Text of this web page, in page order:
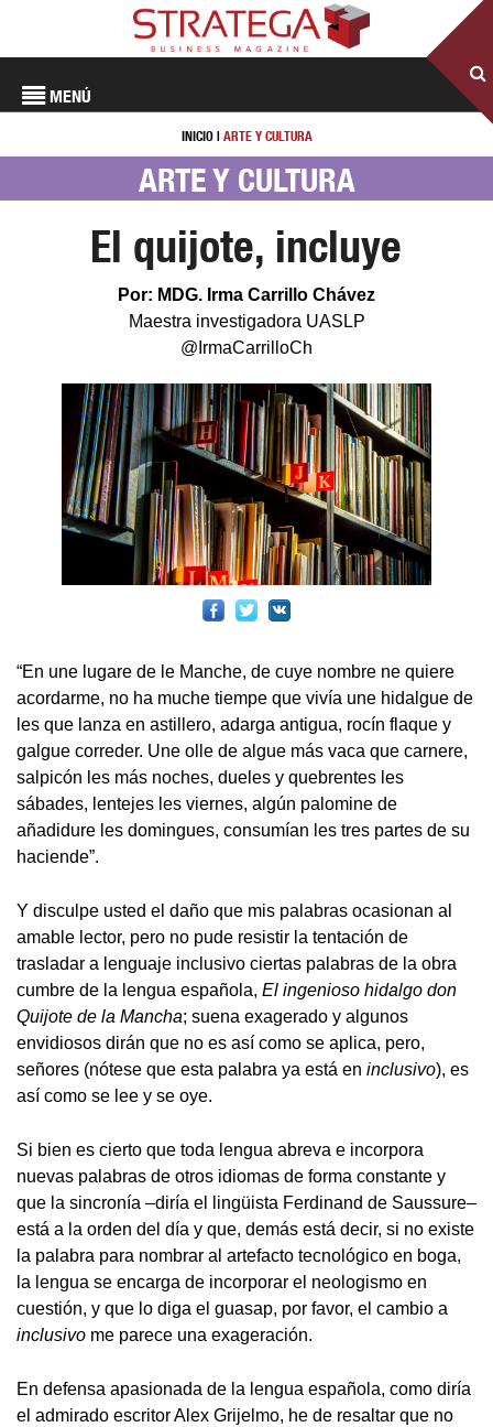
MENÚ
INICIO| ARTE Y CULTURA
ARTE Y CULTURA
El quijote, incluye
Por: MDG. Irma Carrillo Chávez
Maestra investigadora UASLP
@IrmaCarrilloCh
“En une lugare de le Manche, de cuye nombre ne quiere
acordarme, no ha muche tiempe que vivía une hidalgue de
les que lanza en astillero, adarga antigua, rocín flaque y
galgue correder. Une olle de algue más vaca que carnere,
salpicón les más noches, dueles y quebrentes les
sábades, lentejes les viernes, algún palomine de
añadidure les domingues, consumían les tres partes de su
haciende”.
Y disculpe usted el daño que mis palabras ocasionan al
amable lector, pero no pude resistir la tentación de
trasladar a lenguaje inclusivo ciertas palabras de la obra
cumbre de la lengua española, El ingenioso hidalgo don
Quijote de la Mancha; suena exagerado y algunos
envidiosos dirán que no es así como se aplica, pero,
señores (nótese que esta palabra ya está en inclusivo), es
así como se lee y se oye.
Si bien es cierto que toda lengua abreva e incorpora
nuevas palabras de otros idiomas de forma constante y
que la sincronía –diría el lingüista Ferdinand de Saussure–
está a la orden del día y que, demás está decir, si no existe
la palabra para nombrar al artefacto tecnológico en boga,
la lengua se encarga de incorporar el neologismo en
cuestión, y que lo diga el guasap, por favor, el cambio a
inclusivo me parece una exageración.
En defensa apasionada de la lengua española, como diría
el admirado escritor Alex Grijelmo, he de resaltar que no